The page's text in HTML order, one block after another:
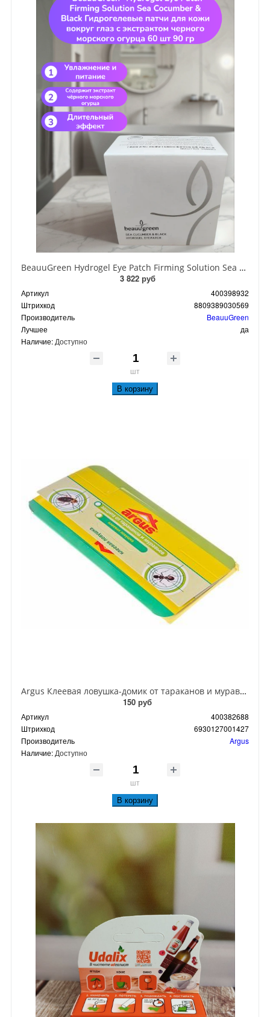
BeauuGreen Hydrogel Eye Patch Firming Solution Sea Cocumber & Black Гидрогелевые патчи для кожи вокруг глаз с экстрактом черного морского огурца 60 шт 90 гр
3 822 руб
Артикул
400398932
Штрихкод
8809389030569
Производитель
BeauuGreen
Лучшее
да
Наличие: Доступно
шт
В корзину
Argus Клеевая ловушка-домик от тараканов и муравьев
150 руб
Артикул
400382688
Штрихкод
6930127001427
Производитель
Argus
Наличие: Доступно
шт
В корзину